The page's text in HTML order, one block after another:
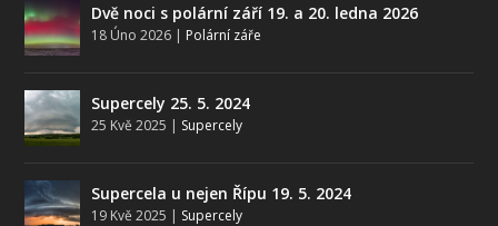
Dvě noci s polární září 19. a 20. ledna 2026
18 Úno 2026 | Polární záře
Supercely 25. 5. 2024
25 Kvě 2025 | Supercely
Supercela u nejen Řípu 19. 5. 2024
19 Kvě 2025 | Supercely